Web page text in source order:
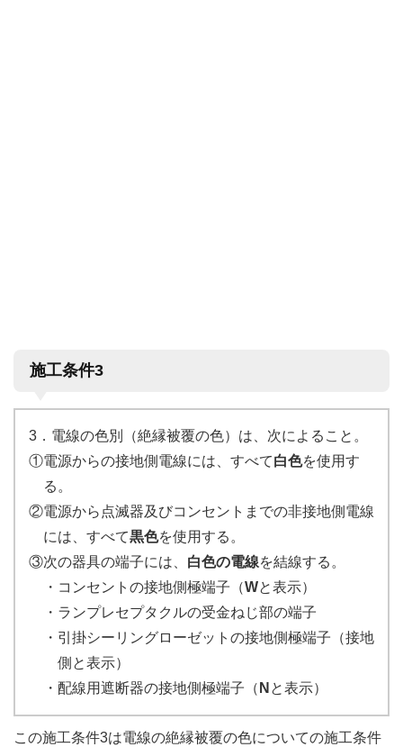
施工条件3
3．電線の色別（絶縁被覆の色）は、次によること。
①電源からの接地側電線には、すべて白色を使用す
る。
②電源から点滅器及びコンセントまでの非接地側電線
には、すべて黒色を使用する。
③次の器具の端子には、 白色の電線を結線する。
・コンセントの接地側極端子（Wと表示）
・ランプレセプタクルの受金ねじ部の端子
・引掛シーリングローゼットの接地側極端子（接地
側と表示）
・配線用遮断器の接地側極端子（ N と表示）
この施工条件3は電線の絶縁被覆の色についての施工条件